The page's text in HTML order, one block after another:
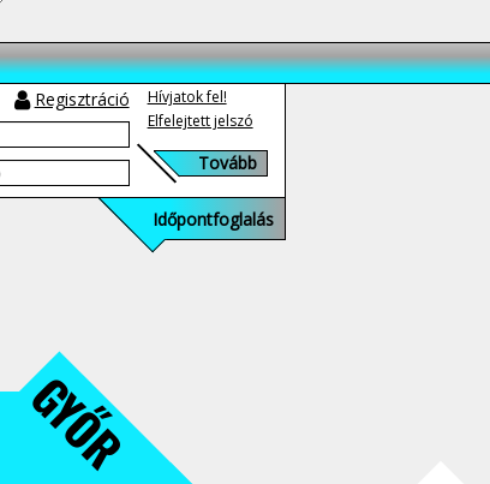
Regisztráció
Hívjatok fel!
Elfelejtett jelszó
Időpontfoglalás
GYŐR